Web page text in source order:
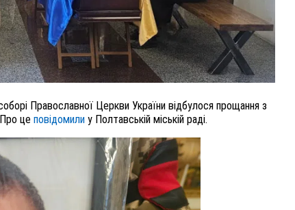
Православної Церкви України відбулося прощання з
це повідомили у Полтавській міській раді.
25 листопада 2025 0